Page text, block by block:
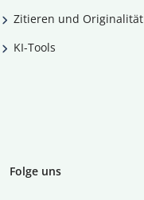
Zitieren und Originalität
KI-Tools
Folge uns